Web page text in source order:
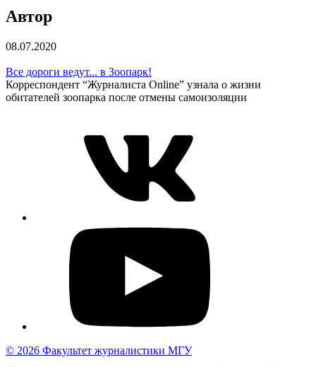
Автор
08.07.2020
Все дороги ведут... в Зоопарк!
Корреспондент “Журналиста Online” узнала о жизни
обитателей зоопарка после отмены самоизоляции
© 2026 Факультет журналистики МГУ